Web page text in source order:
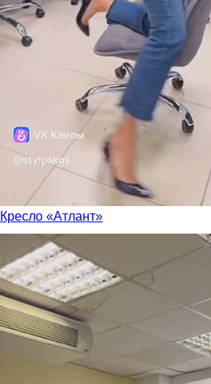
Кресло «Атлант»